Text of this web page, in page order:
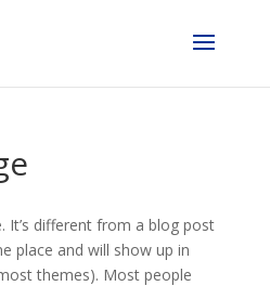
It’s different from a blog post
place and will show up in
themes). Most people